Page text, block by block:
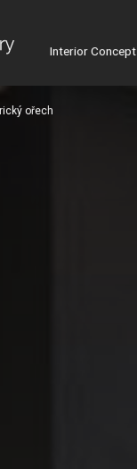
Interior Concept
ořech